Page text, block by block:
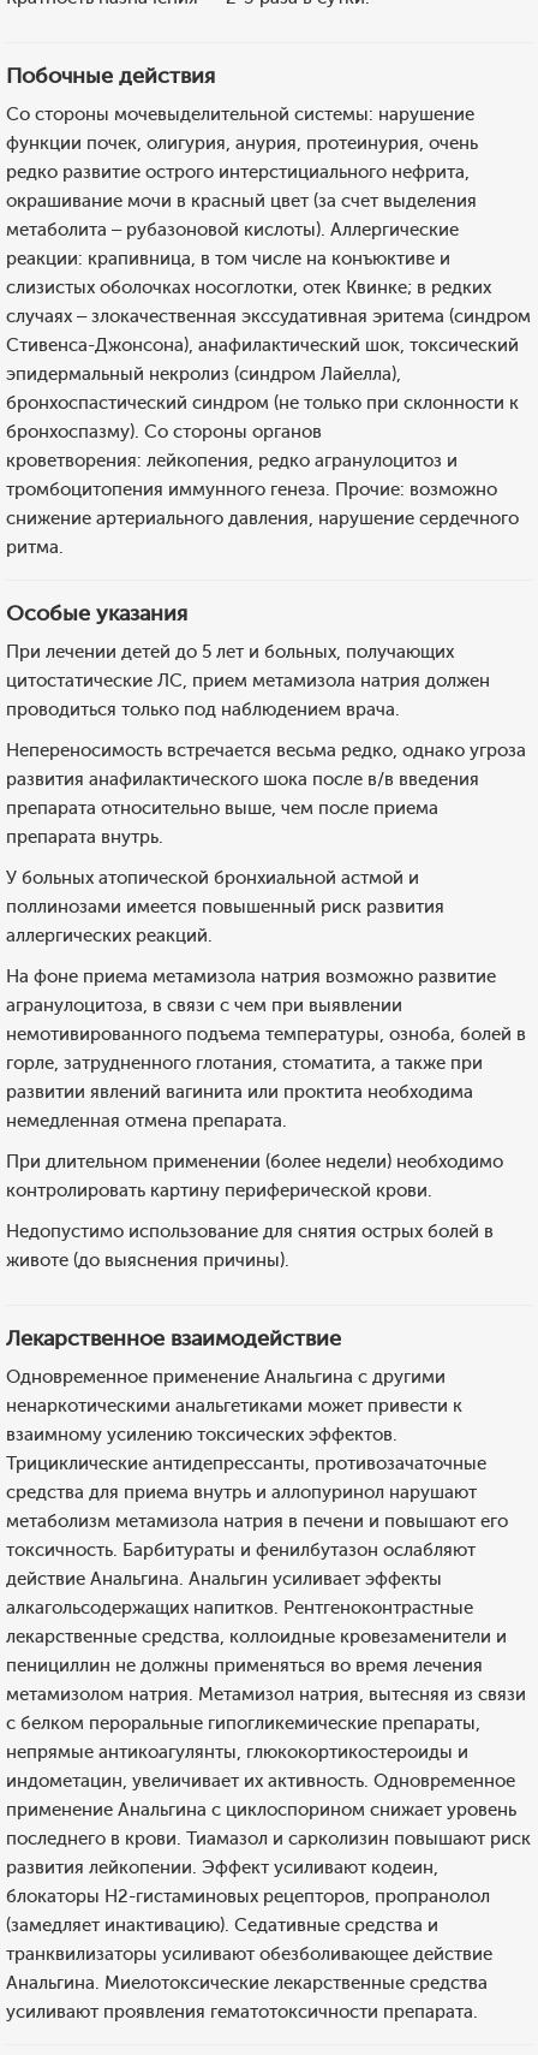
Побочные действия
Со стороны мочевыделительной системы: нарушение
функции почек, олигурия, анурия, протеинурия, очень
редко развитие острого интерстициального нефрита,
окрашивание мочи в красный цвет (за счет выделения
метаболита – рубазоновой кислоты). Аллергические
реакции: крапивница, в том числе на конъюктиве и
слизистых оболочках носоглотки, отек Квинке; в редких
случаях – злокачественная экссудативная эритема (синдром
Стивенса-Джонсона), анафилактический шок, токсический
эпидермальный некролиз (синдром Лайелла),
бронхоспастический синдром (не только при склонности к
бронхоспазму). Со стороны органов
кроветворения: лейкопения, редко агранулоцитоз и
тромбоцитопения иммунного генеза. Прочие: возможно
снижение артериального давления, нарушение сердечного
ритма.
Особые указания
При лечении детей до 5 лет и больных, получающих
цитостатические ЛС, прием метамизола натрия должен
проводиться только под наблюдением врача.
Непереносимость встречается весьма редко, однако угроза
развития анафилактического шока после в/в введения
препарата относительно выше, чем после приема
препарата внутрь.
У больных атопической бронхиальной астмой и
поллинозами имеется повышенный риск развития
аллергических реакций.
На фоне приема метамизола натрия возможно развитие
агранулоцитоза, в связи с чем при выявлении
немотивированного подъема температуры, озноба, болей в
горле, затрудненного глотания, стоматита, а также при
развитии явлений вагинита или проктита необходима
немедленная отмена препарата.
При длительном применении (более недели) необходимо
контролировать картину периферической крови.
Недопустимо использование для снятия острых болей в
животе (до выяснения причины).
Лекарственное взаимодействие
Одновременное применение Анальгина с другими
ненаркотическими анальгетиками может привести к
взаимному усилению токсических эффектов.
Трициклические антидепрессанты, противозачаточные
средства для приема внутрь и аллопуринол нарушают
метаболизм метамизола натрия в печени и повышают его
токсичность. Барбитураты и фенилбутазон ослабляют
действие Анальгина. Анальгин усиливает эффекты
алкагольсодержащих напитков. Рентгеноконтрастные
лекарственные средства, коллоидные кровезаменители и
пенициллин не должны применяться во время лечения
метамизолом натрия. Метамизол натрия, вытесняя из связи
с белком пероральные гипогликемические препараты,
непрямые антикоагулянты, глюкокортикостероиды и
индометацин, увеличивает их активность. Одновременное
применение Анальгина с циклоспорином снижает уровень
последнего в крови. Тиамазол и сарколизин повышают риск
развития лейкопении. Эффект усиливают кодеин,
блокаторы Н2-гистаминовых рецепторов, пропранолол
(замедляет инактивацию). Седативные средства и
транквилизаторы усиливают обезболивающее действие
Анальгина. Миелотоксические лекарственные средства
усиливают проявления гематотоксичности препарата.